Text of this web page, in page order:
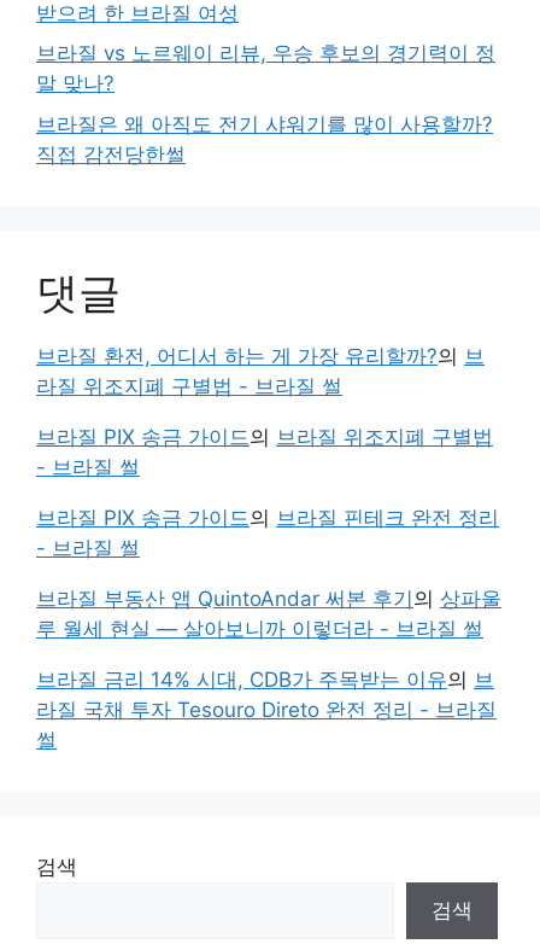
받으려 한 브라질 여성
브라질 vs 노르웨이 리뷰, 우승 후보의 경기력이 정
말 맞나?
브라질은 왜 아직도 전기 샤워기를 많이 사용할까?
직접 감전당한썰
댓글
브라질 환전, 어디서 하는 게 가장 유리할까?의 브
라질 위조지폐 구별법 - 브라질 썰
브라질 PIX 송금 가이드의 브라질 위조지폐 구별법
- 브라질 썰
브라질 PIX 송금 가이드의 브라질 핀테크 완전 정리
- 브라질 썰
브라질 부동산 앱 QuintoAndar 써본 후기의 상파울
루 월세 현실 — 살아보니까 이렇더라 - 브라질 썰
브라질 금리 14% 시대, CDB가 주목받는 이유의 브
라질 국채 투자 Tesouro Direto 완전 정리 - 브라질
썰
검색
검색